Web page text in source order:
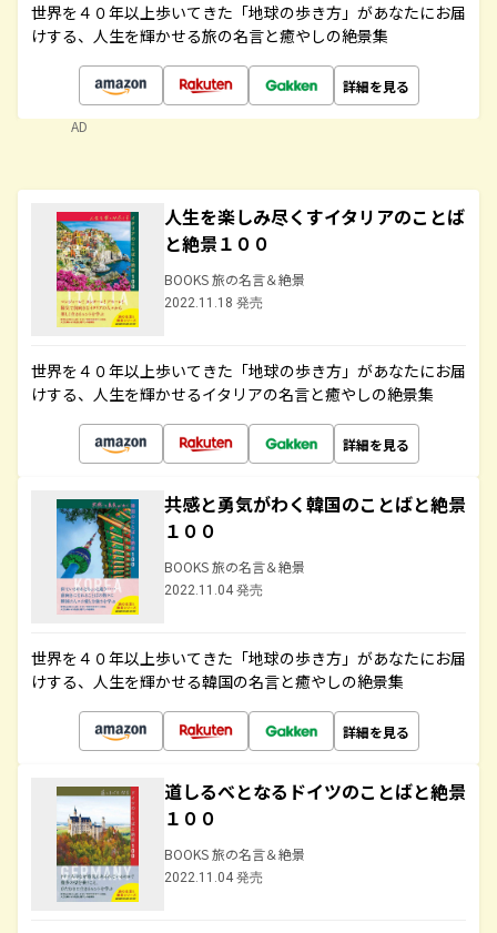
世界を４０年以上歩いてきた「地球の歩き方」があなたにお届
けする、人生を輝かせる旅の名言と癒やしの絶景集
詳細を見る
AD
人生を楽しみ尽くすイタリアのことば
と絶景１００
BOOKS 旅の名言＆絶景
2022.11.18 発売
世界を４０年以上歩いてきた「地球の歩き方」があなたにお届
けする、人生を輝かせるイタリアの名言と癒やしの絶景集
詳細を見る
共感と勇気がわく韓国のことばと絶景
１００
BOOKS 旅の名言＆絶景
2022.11.04 発売
世界を４０年以上歩いてきた「地球の歩き方」があなたにお届
けする、人生を輝かせる韓国の名言と癒やしの絶景集
詳細を見る
道しるべとなるドイツのことばと絶景
１００
BOOKS 旅の名言＆絶景
2022.11.04 発売